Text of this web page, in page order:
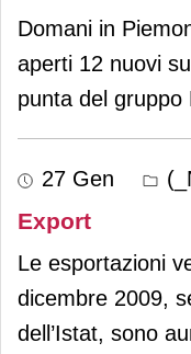
Domani in
aperti 12 nuovi
punta del gruppo
27 Gen
Export
Le esportazioni
dicembre 2009,
dell’Istat, sono